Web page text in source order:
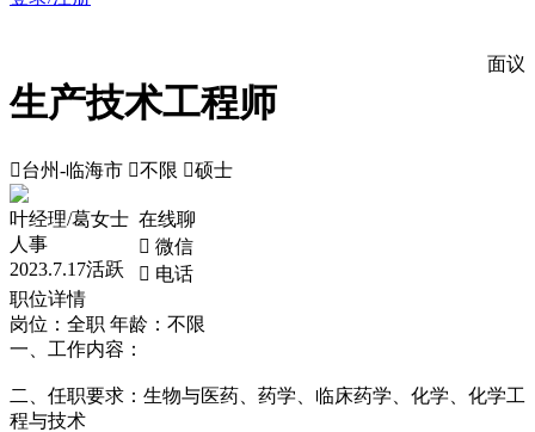
生产技术工程师
面议
台州-临海市 不限 硕士
叶经理/葛女士
人事
2023.7.17活跃
在线聊
 微信
 电话
职位详情
岗位：全职 年龄：不限
一、工作内容：
二、任职要求：生物与医药、药学、临床药学、化学、化学工
程与技术